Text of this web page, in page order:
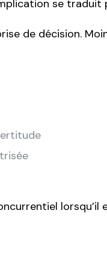
se
de décision.
lorsqu’il